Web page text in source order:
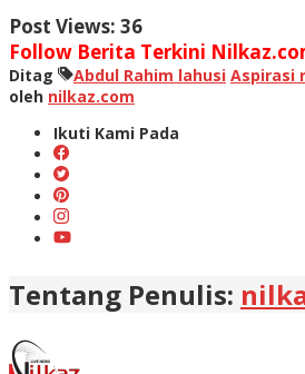
Post Views: 36
Follow Berita Terkini
Ditag Abdul Rahim lahusi Aspirasi
oleh nilkaz.com
Ikuti Kami Pada
Tentang Penulis: